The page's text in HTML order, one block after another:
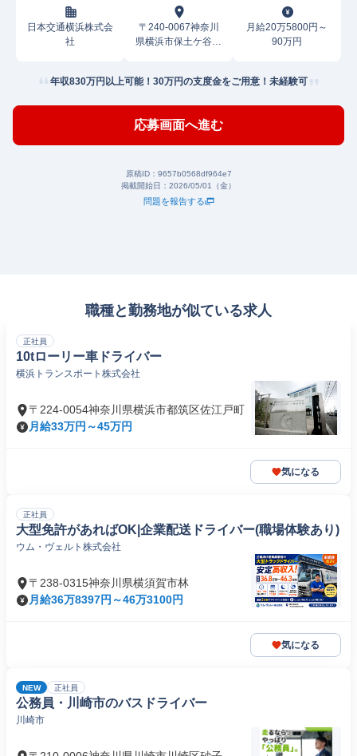
日本交通横浜株式会
社
〒240-0067神奈川
県横浜市保土ケ谷区
月給20万5800円～
90万円
年収830万円以上可能！30万円の支度金をご用意！未経験可
応募画面へ進む
原稿ID： 9657b0568df964e7
掲載開始日： 2026/05/01（金）
問題を報告する
職種と勤務地が似ている求人
正社員
10tローリー車ドライバー
横浜トランスポート株式会社
〒224-0054神奈川県横浜市都筑区佐江戸町
月給33万円～45万円
気になる
正社員
大型免許があればOK|企業配送ドライバー(職場体験あり)
ウム・ヴェルト株式会社
〒238-0315神奈川県横須賀市林
月給36万8397円～46万3100円
気になる
NEW 正社員
公務員・川崎市のバスドライバー
川崎市